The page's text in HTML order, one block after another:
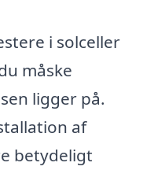
i solceller
måske
ligger på.
af
betydeligt